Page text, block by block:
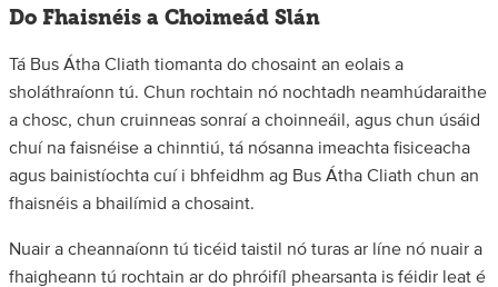
Do Fhaisnéis a Choimeád Slán
Tá Bus Átha Cliath tiomanta do chosaint an eolais a
sholáthraíonn tú. Chun rochtain nó nochtadh neamhúdaraithe
a chosc, chun cruinneas sonraí a choinneáil, agus chun úsáid
chuí na faisnéise a chinntiú, tá nósanna imeachta fisiceacha
agus bainistíochta cuí i bhfeidhm ag Bus Átha Cliath chun an
fhaisnéis a bhailímid a chosaint.
Nuair a cheannaíonn tú ticéid taistil nó turas ar líne nó nuair a
fhaigheann tú rochtain ar do phróifíl phearsanta is féidir leat é